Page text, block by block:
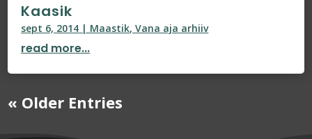
Kaasik
sept 6, 2014 | Maastik,Vana aja arhiiv
read more...
« Older Entries